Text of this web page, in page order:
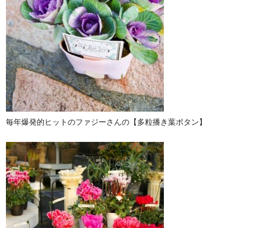
毎年爆発的ヒットのファジーさんの【多粒播き葉ボタン】